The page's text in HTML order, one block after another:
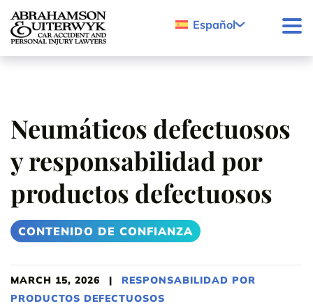
Skip to content
Español
Neumáticos defectuosos
y responsabilidad por
productos defectuosos
CONTENIDO DE CONFIANZA
MARCH 15, 2026 |
RESPONSABILIDAD POR
PRODUCTOS DEFECTUOSOS